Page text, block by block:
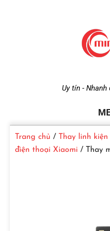
i
n
Uy tín -
Trang chủ / Thay linh
điện thoại Xiaomi / Thay